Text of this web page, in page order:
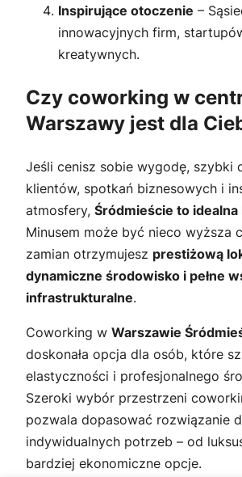
Inspirujące otoczenie –
innowacyjnych firm,
kreatywnych.
Czy coworking w
Warszawy jest dla
Jeśli cenisz sobie wygodę, szybki
klientów, spotkań biznesowych i
atmosfery, Śródmieście to idealna
Minusem może być nieco wyższa
zamian otrzymujesz prestiżową
dynamiczne środowisko i pełne
infrastrukturalne.
Coworking w Warszawie
doskonała opcja dla osób, które
elastyczności i profesjonalnego
Szeroki wybór przestrzeni
pozwala dopasować rozwiązanie
indywidualnych potrzeb – od
bardziej ekonomiczne opcje.